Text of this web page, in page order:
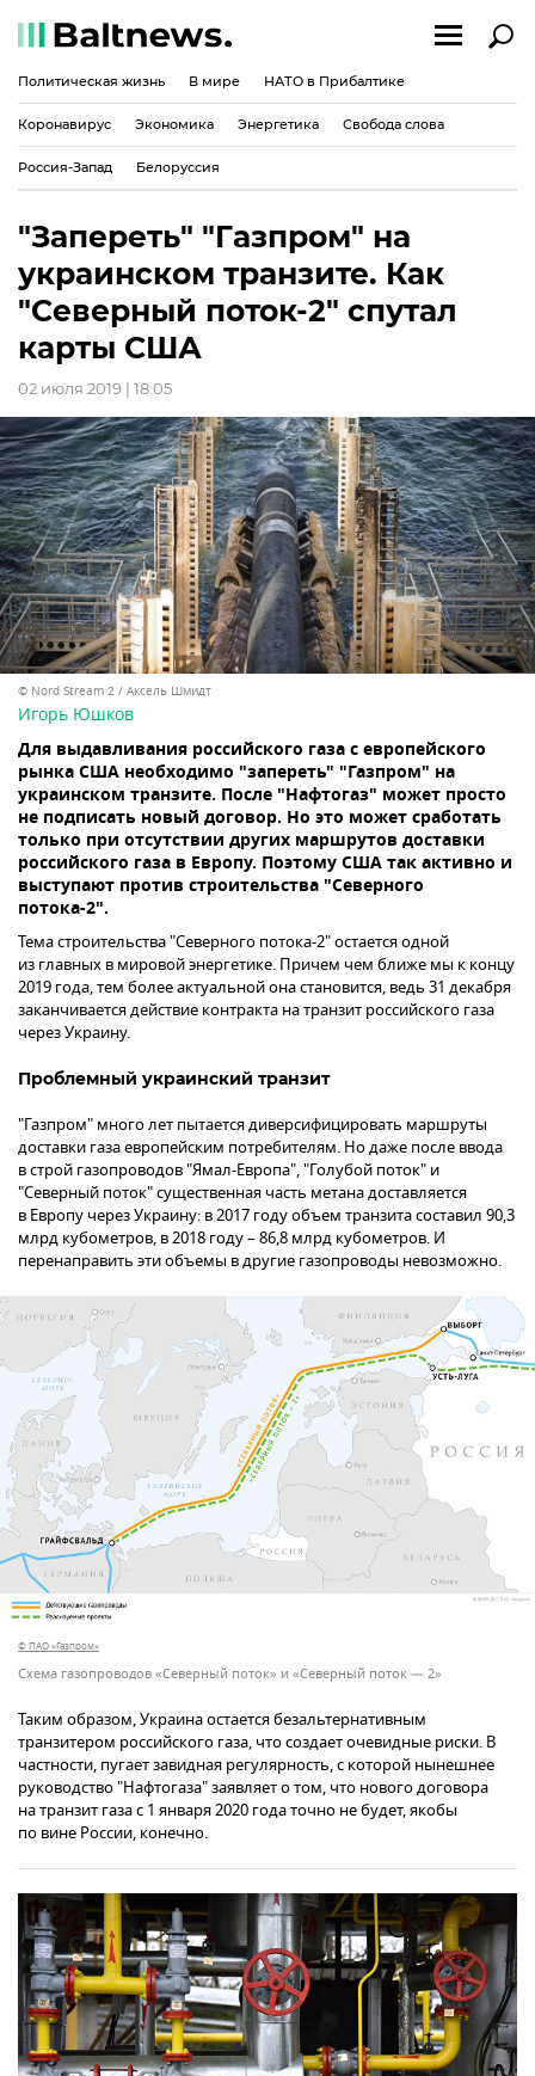
Политическая жизнь В мире НАТО в Прибалтике
Коронавирус Экономика Энергетика Свобода слова
Россия-Запад Белоруссия
"Запереть" "Газпром" на
украинском транзите. Как
"Северный поток-2" спутал
карты США
02 июля 2019 | 18:05
© Nord Stream 2 / Aксель Шмидт
Игорь Юшков
Для выдавливания российского газа с европейского
рынка США необходимо "запереть" "Газпром" на
украинском транзите. После "Нафтогаз" может просто
не подписать новый договор. Но это может сработать
только при отсутствии других маршрутов доставки
российского газа в Европу. Поэтому США так активно и
выступают против строительства "Северного
потока-2".
Тема строительства "Северного потока-2" остается одной
из главных в мировой энергетике. Причем чем ближе мы к концу
2019 года, тем более актуальной она становится, ведь 31 декабря
заканчивается действие контракта на транзит российского газа
через Украину.
Проблемный украинский транзит
"Газпром" много лет пытается диверсифицировать маршруты
доставки газа европейским потребителям. Но даже после ввода
в строй газопроводов "Ямал-Европа", "Голубой поток" и
"Северный поток" существенная часть метана доставляется
в Европу через Украину: в 2017 году объем транзита составил 90,3
млрд кубометров, в 2018 году – 86,8 млрд кубометров. И
перенаправить эти объемы в другие газопроводы невозможно.
© ПАО «Газпром»
Схема газопроводов «Северный поток» и «Северный поток — 2»
Таким образом, Украина остается безальтернативным
транзитером российского газа, что создает очевидные риски. В
частности, пугает завидная регулярность, с которой нынешнее
руководство "Нафтогаза" заявляет о том, что нового договора
на транзит газа с 1 января 2020 года точно не будет, якобы
по вине России, конечно.